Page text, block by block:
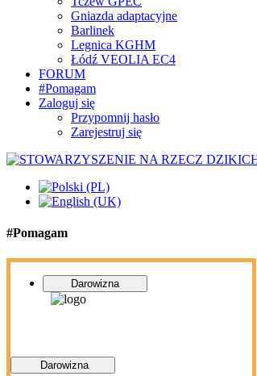
Gniazda adaptacyjne
Barlinek
Legnica KGHM
Łódź VEOLIA EC4
FORUM
#Pomagam
Zaloguj się
Przypomnij hasło
Zarejestruj się
#Pomagam
Darowizna
Darowizna